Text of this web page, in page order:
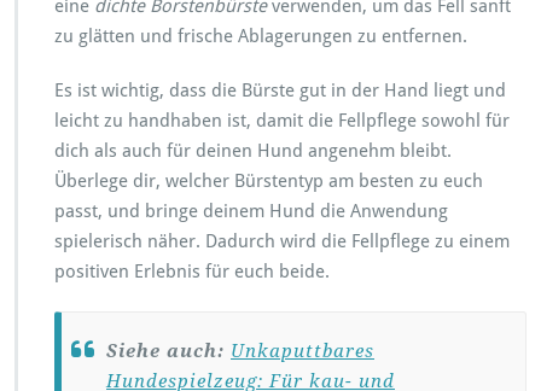
eine dichte Borstenbürsteverwenden, um das Fell sanft
zu glätten und frische Ablagerungen zu entfernen.
Es ist wichtig, dass die Bürste gut in der Hand liegt und
leicht zu handhaben ist, damit die Fellpflege sowohl für
dich als auch für deinen Hund angenehm bleibt.
Überlege dir, welcher Bürstentyp am besten zu euch
passt, und bringe deinem Hund die Anwendung
spielerisch näher. Dadurch wird die Fellpflege zu einem
positiven Erlebnis für euch beide.
Siehe auch: Unkaputtbares
Hundespielzeug: Für kau- und